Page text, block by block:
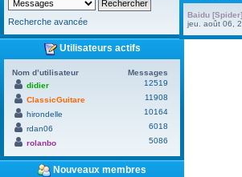
Recherche avancée
Utilisateurs actifs
Nom d’utilisateur
Messages
didier
12519
ClassicGuitare
11908
hirondelle
10164
rdan06
6018
rolanbo
5086
Nouveaux membres
Baidu [Spider]
jeu. août 06,